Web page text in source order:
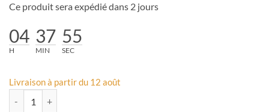
Ce produit sera expédié dans 2 jours
04
H
37
MIN
55
SEC
Livraison à partir du 12 août